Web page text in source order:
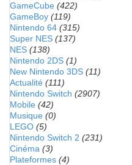
GameCube (422)
GameBoy (119)
Nintendo 64 (315)
Super NES (137)
NES (138)
Nintendo 2DS (1)
New Nintendo 3DS (11)
Actualité (111)
Nintendo Switch (2907)
Mobile (42)
Musique (0)
LEGO (5)
Nintendo Switch 2 (231)
Cinéma (3)
Plateformes (4)